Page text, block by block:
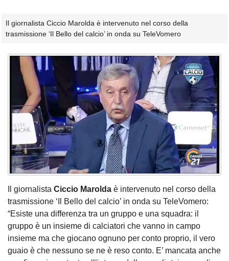
Il giornalista Ciccio Marolda è intervenuto nel corso della
trasmissione ‘Il Bello del calcio’ in onda su TeleVomero
Il giornalista Ciccio Marolda è intervenuto nel corso della
trasmissione ‘Il Bello del calcio’ in onda su TeleVomero:
“Esiste una differenza tra un gruppo e una squadra: il
gruppo è un insieme di calciatori che vanno in campo
insieme ma che giocano ognuno per conto proprio, il vero
guaio è che nessuno se ne è reso conto. E’ mancata anche